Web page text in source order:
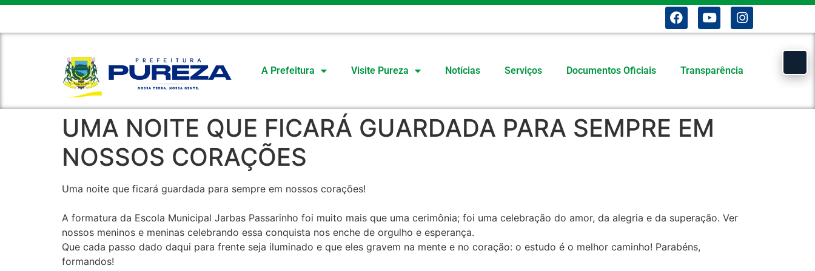
A Prefeitura Visite Pureza Notícias Serviços Documentos Oficiais Transparência
UMA NOITE QUE FICARÁ GUARDADA PARA SEMPRE EM
NOSSOS CORAÇÕES
Uma noite que ficará guardada para sempre em nossos corações!
A formatura da Escola Municipal Jarbas Passarinho foi muito mais que uma cerimônia; foi uma celebração do amor, da alegria e da superação. Ver
nossos meninos e meninas celebrando essa conquista nos enche de orgulho e esperança.
Que cada passo dado daqui para frente seja iluminado e que eles gravem na mente e no coração: o estudo é o melhor caminho! Parabéns,
formandos!